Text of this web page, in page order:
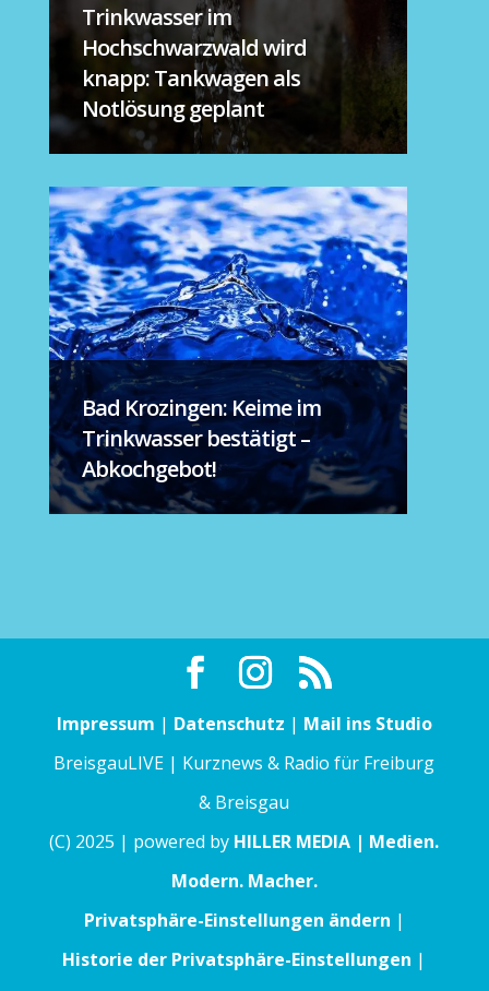
Trinkwasser im
Hochschwarzwald wird
knapp: Tankwagen als
Notlösung geplant
Bad Krozingen: Keime im
Trinkwasser bestätigt –
Abkochgebot!
Impressum | Datenschutz | Mail ins Studio
BreisgauLIVE | Kurznews & Radio für Freiburg
& Breisgau
(C) 2025 | powered by HILLER MEDIA | Medien.
Modern. Macher.
Privatsphäre-Einstellungen ändern |
Historie der Privatsphäre-Einstellungen |